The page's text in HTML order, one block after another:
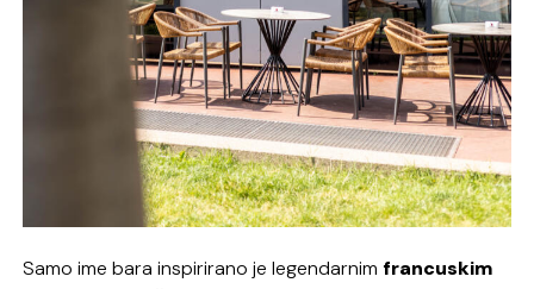
Samo ime bara inspirirano je legendarnim francuskim